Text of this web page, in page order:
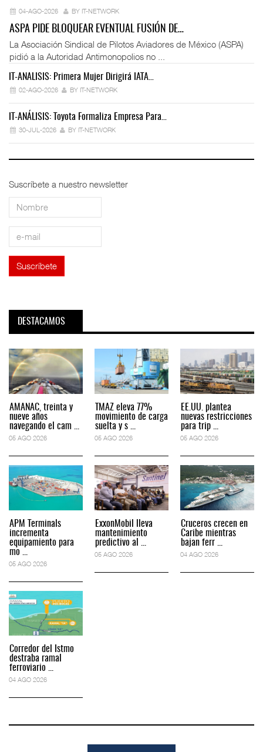
04-AGO-2026 BY IT-NETWORK
ASPA PIDE BLOQUEAR EVENTUAL FUSIÓN DE…
La Asociación Sindical de Pilotos Aviadores de México (ASPA)
pidió a la Autoridad Antimonopolios no ...
IT-ANÁLISIS: Primera Mujer Dirigirá IATA…
02-AGO-2026 BY IT-NETWORK
IT-ANÁLISIS: Toyota Formaliza Empresa Para…
30-JUL-2026 BY IT-NETWORK
Suscríbete a nuestro newsletter
DESTACAMOS
AMANAC, treinta y
nueve años
navegando el cam ...
05 AGO 2026
APM Terminals
incrementa
equipamiento para
mo ...
05 AGO 2026
Corredor del Istmo
destraba ramal
ferroviario ...
04 AGO 2026
TMAZ eleva 77%
movimiento de carga
suelta y s ...
05 AGO 2026
ExxonMobil lleva
mantenimiento
predictivo al ...
05 AGO 2026
EE.UU. plantea
nuevas restricciones
para trip ...
05 AGO 2026
Cruceros crecen en
Caribe mientras
bajan ferr ...
04 AGO 2026